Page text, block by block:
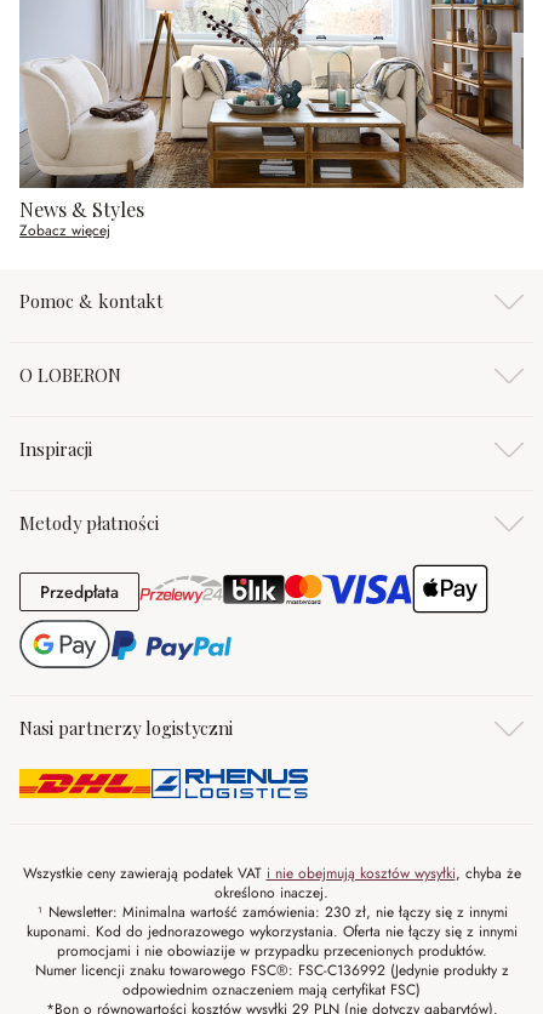
News & Styles
Zobacz więcej
Pomoc & kontakt
O LOBERON
Inspiracji
Metody płatności
PrzedpłataPrzedpłata
Nasi partnerzy logistyczni
Wszystkie ceny zawierają podatek VAT i nie obejmują kosztów wysyłki, chyba że
określono inaczej.
¹ Newsletter: Minimalna wartość zamówienia: 230 zł, nie łączy się z innymi
kuponami. Kod do jednorazowego wykorzystania. Oferta nie łączy się z innymi
promocjami i nie obowiazije w przypadku przecenionych produktów.
Numer licencji znaku towarowego FSC®: FSC-C136992 (Jedynie produkty z
odpowiednim oznaczeniem mają certyfikat FSC)
*Bon o równowartości kosztów wysyłki 29 PLN (nie dotyczy gabarytów).